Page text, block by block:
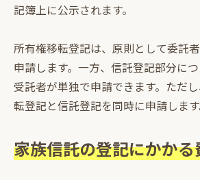
記簿上に公示されます。
所有権移転登記は、原則として委託
申請します。一方、信託登記部分につ
受託者が単独で申請できます。ただ
転登記と信託登記を同時に申請します
家族信託の登記にかかる